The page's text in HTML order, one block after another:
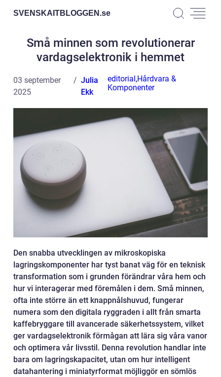
SVENSKAITBLOGGEN.se
Små minnen som revolutionerar
vardagselektronik i hemmet
03 september
2025
Julia
Ekk
editorial,Hårdvara &
Komponenter
Den snabba utvecklingen av mikroskopiska
lagringskomponenter har tyst banat väg för en teknisk
transformation som i grunden förändrar våra hem och
hur vi interagerar med föremålen i dem. Små minnen,
ofta inte större än ett knappnålshuvud, fungerar
numera som den digitala ryggraden i allt från smarta
kaffebryggare till avancerade säkerhetssystem, vilket
ger vardagselektronik förmågan att lära sig våra vanor
och optimera vår livsstil. Denna revolution handlar inte
bara om lagringskapacitet, utan om hur intelligent
datahantering i miniatyrformat möjliggör en sömlös